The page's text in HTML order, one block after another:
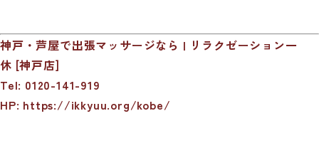
神戸・芦屋で出張マッサージなら | リラクゼーション一
休 [神戸店]
Tel: 0120-141-919
HP: https://ikkyuu.org/kobe/